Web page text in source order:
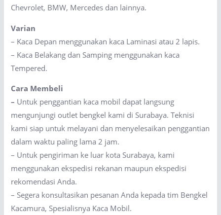
Chevrolet, BMW, Mercedes dan lainnya.
Varian
– Kaca Depan menggunakan kaca Laminasi atau 2 lapis.
– Kaca Belakang dan Samping menggunakan kaca
Tempered.
Cara Membeli
– Untuk penggantian kaca mobil dapat langsung
mengunjungi outlet bengkel kami di Surabaya. Teknisi
kami siap untuk melayani dan menyelesaikan penggantian
dalam waktu paling lama 2 jam.
– Untuk pengiriman ke luar kota Surabaya, kami
menggunakan ekspedisi rekanan maupun ekspedisi
rekomendasi Anda.
– Segera konsultasikan pesanan Anda kepada tim Bengkel
Kacamura, Spesialisnya Kaca Mobil.